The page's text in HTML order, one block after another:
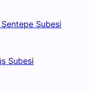
Şubesi
Şubesi